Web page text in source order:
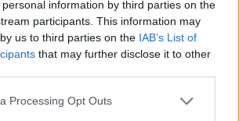
information by third parties on the
participants. This information may
us to third parties on the IAB’s List of
that may further disclose it to other
Processing Opt Outs
αγώνας με τον χρόνο για να
βέτο
της στην Επιτροπή Εξωτερικών
Εξωτερικών των ΗΠΑ Κάρεν
αισιοδοξία ότι οι ενταξιακές
μέχρι τη Σύνοδο